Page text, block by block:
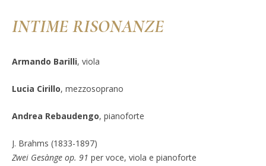
INTIME RISONANZE
Armando Barilli, viola
Lucia Cirillo, mezzosoprano
Andrea Rebaudengo, pianoforte
J. Brahms (1833-1897)
Zwei Gesànge op. 91 per voce, viola e pianoforte